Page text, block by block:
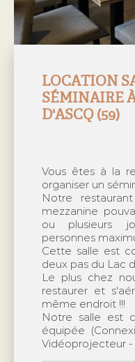
LOCATION
SÉMINAIRE
D'ASCQ (59)
Vous êtes à la
organiser un
Notre
mezzanine
ou plusieurs
personnes
Cette salle est
deux pas du Lac
Le plus chez
restaurer et
même endroit !!!
Notre salle est
équipée
Vidéoprojecteur -